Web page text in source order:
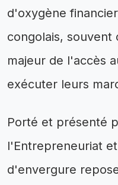
d'oxygène
congolais, souvent
majeur de l'accès
exécuter leurs
Porté et présenté
l'Entrepreneuriat
d'envergure